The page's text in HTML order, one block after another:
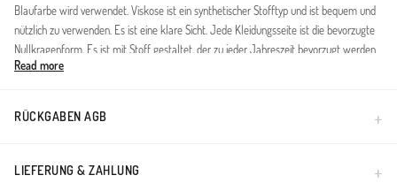
Blaufarbe wird verwendet. Viskose ist ein synthetischer Stofftyp und ist bequem und
nützlich zu verwenden. Es ist eine klare Sicht. Jede Kleidungsseite ist die bevorzugte
Nullkragenform. Es ist mit Stoff gestaltet, der zu jeder Jahreszeit bevorzugt werden
kann. Die Länge wird gemäß den Standardgrößen angepasst.
Read more
RÜCKGABEN AGB
LIEFERUNG & ZAHLUNG